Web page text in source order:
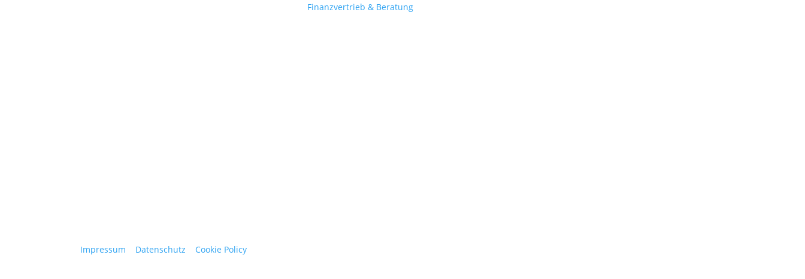
Finanzvertrieb & Beratung
Impressum Datenschutz Cookie Policy